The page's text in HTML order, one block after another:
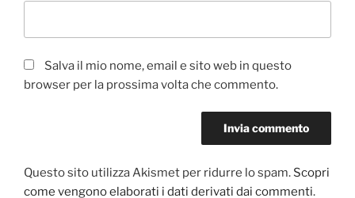
Salva il mio nome, email e sito web in questo
browser per la prossima volta che commento.
Questo sito utilizza Akismet per ridurre lo spam. Scopri
come vengono elaborati i dati derivati dai commenti.